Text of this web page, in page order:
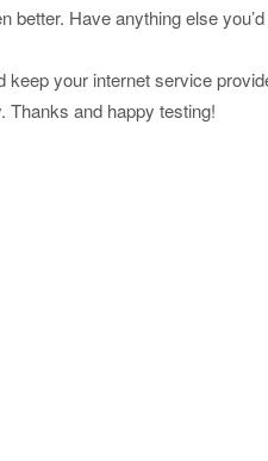
Have anything else
your internet service
Thanks and happy testing!